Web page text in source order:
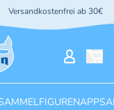
Versandkostenfrei ab 30€
APPS